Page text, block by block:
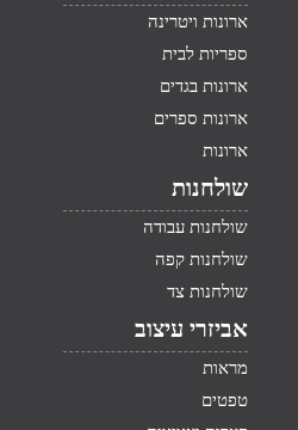
ארונות ויטרינה
ספריות לבית
ארונות בגדים
ארונות ספרים
ארונות
שולחנות
שולחנות עבודה
שולחנות קפה
שולחנות צד
אביזרי עיצוב
מראות
טפטים